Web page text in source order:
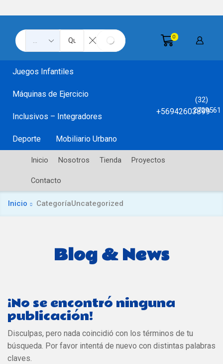
Search
input
SEARCH
0
Juegos Infantiles
Máquinas de Ejercicio
Inclusivos – Integradores
Deporte Mobiliario Urbano
+56942603899
(32)
2729561
Inicio Nosotros Tienda Proyectos
Contacto
Inicio CategoríaUncategorized
Blog & News
¡No se encontró ninguna
publicación!
Disculpas, pero nada coincidió con los términos de tu
búsqueda. Por favor intentá de nuevo con distintas palabras
claves.